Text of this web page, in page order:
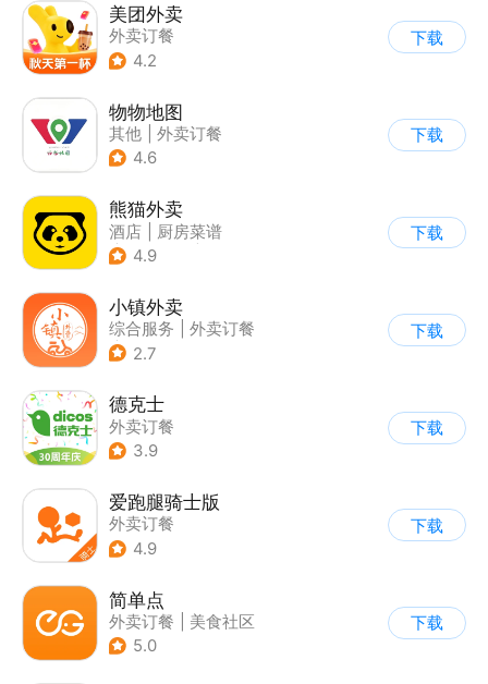
美团外卖
外卖订餐
4.2
下载
物物地图
其他
外卖订餐
4.6
下载
熊猫外卖
酒店
厨房菜谱
| 外卖订餐
4.9
下载
小镇外卖
综合服务
外卖订餐
| 同城配送
2.7
下载
德克士
外卖订餐
3.9
下载
爱跑腿骑士版
外卖订餐
4.9
下载
简单点
外卖订餐
美食社区
5.0
下载